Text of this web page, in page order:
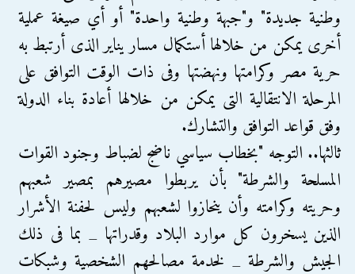
وطنية جديدة" و"جبهة وطنية واحدة" أو أي صيغة عملية
أخرى يمكن من خلالها أستكمال مسار يناير الذى أرتبط به
حرية مصر وكرامتها ونهضتها وفى ذات الوقت التوافق على
المرحلة الانتقالية التى يمكن من خلالها أعادة بناء الدولة
وفق قواعد التوافق والتشارك.
ثالثها.. التوجه "بخطاب سياسي ناضج لضباط وجنود القوات
المسلحة والشرطة" بأن يربطوا مصيرهم بمصير شعبهم
وحريته وكرامته وأن ينحازوا لشعبهم وليس لحفنة الأشرار
الذين يسخرون كل موارد البلاد وقدراتها _ بما فى ذلك
الجيش والشرطة _ لخدمة مصالحهم الشخصية وشبكات